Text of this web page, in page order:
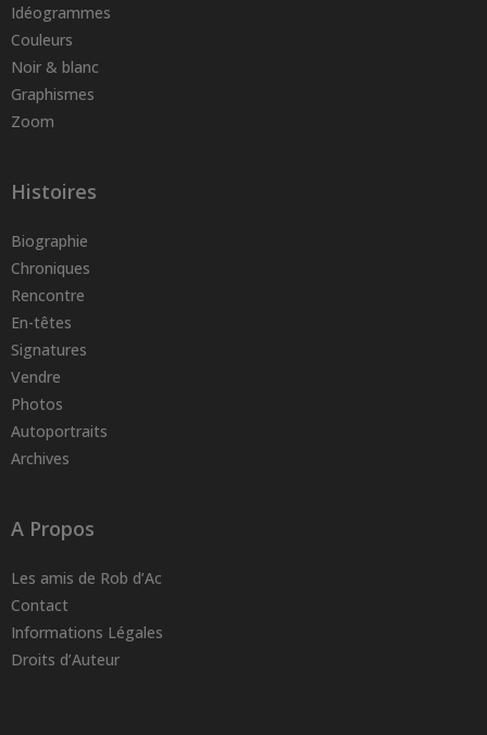
Idéogrammes
Couleurs
Noir & blanc
Graphismes
Zoom
Histoires
Biographie
Chroniques
Rencontre
En-têtes
Signatures
Vendre
Photos
Autoportraits
Archives
A Propos
Les amis de Rob d’Ac
Contact
Informations Légales
Droits d’Auteur